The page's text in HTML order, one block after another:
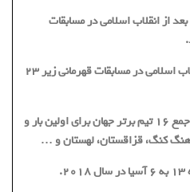
از انقلاب اسلامى در مسابقات
اولين نائب قهرمانى بانوان بعد از انقلاب اسلامى در مسابقات قهرمانى زير ٢٣
صعود تيم ملى شمشيربازى بانوان به جمع ١٦ تيم برتر جهان براى اولين بار و